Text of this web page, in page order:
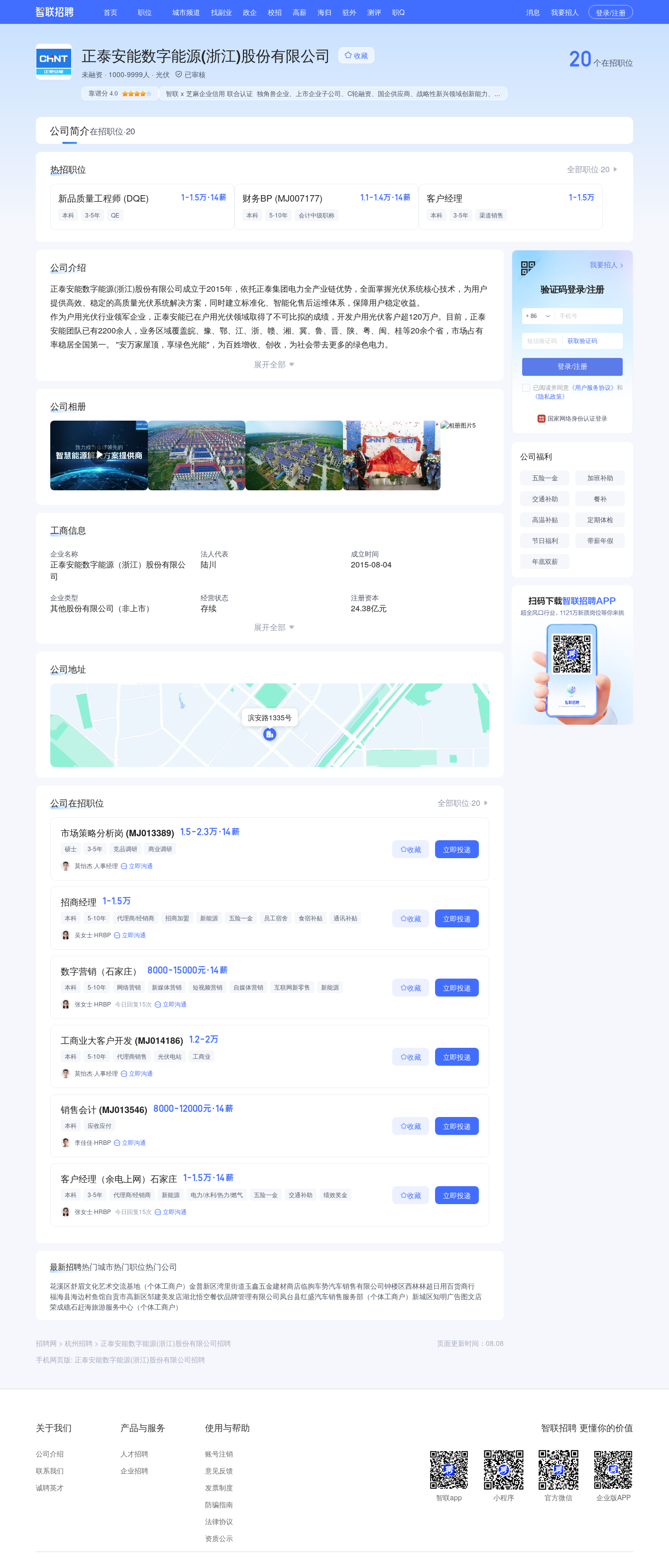
首页 职位 城市频道 找副业 政企 校招 高薪 海归 驻外 测评 职Q 消息 我要招人 登录/注册
正泰安能数字能源(浙江)股份有限公司
收藏
未融资 · 1000-9999人 · 光伏 已审核
靠谱分 4.0 智联 x 芝麻企业信用 联合认证 独角兽企业、上市企业子公司、C轮融资、国企供应商、战略性新兴领域创新能力、绝对控股34家公司、薪资水平全省同行前30%、A级纳税人、守合同重信用企业、劳动保障诚信A级、多产业布局、拥有节能环保技术、拥有自主品牌、拥有发明专利、专利授权量同领域前500、技术布局行业领先、拥有绿色低碳技术、经营年限全国同行前20%、集团成员、权威管理体系认证、权威产品认证、大学生就业贡献、拥有绿色资质、拥有工艺创新能力、拥有多项作品、拥有著作权、软件研发量位于同行前10%
20 个在招职位
公司简介在招职位·20
热招职位 全部职位·20
新品质量工程师 (DQE) 1-1.5万·14薪
本科 3-5年 QE
财务BP (MJ007177) 1.1-1.4万·14薪
本科 5-10年 会计中级职称
客户经理 1-1.5万
本科 3-5年 渠道销售
公司介绍
正泰安能数字能源(浙江)股份有限公司成立于2015年，依托正泰集团电力全产业链优势，全面掌握光伏系统核心技术，为用户
提供高效、稳定的高质量光伏系统解决方案，同时建立标准化、智能化售后运维体系，保障用户稳定收益。
作为户用光伏行业领军企业，正泰安能已在户用光伏领域取得了不可比拟的成绩，开发户用光伏客户超120万户。目前，正泰
安能团队已有2200余人，业务区域覆盖皖、豫、鄂、江、浙、赣、湘、冀、鲁、晋、陕、粤、闽、桂等20余个省，市场占有
率稳居全国第一。 "安万家屋顶，享绿色光能"，为百姓增收、创收，为社会带去更多的绿色电力。
展开全部
公司相册
工商信息
企业名称
正泰安能数字能源（浙江）股份有限公
司
法人代表
陆川
成立时间
2015-08-04
企业类型
其他股份有限公司（非上市）
经营状态
存续
注册资本
24.38亿元
展开全部
公司地址
滨安路1335号
公司在招职位 全部职位·20
市场策略分析岗 (MJ013389) 1.5-2.3万·14薪
硕士 3-5年 竞品调研
商业调研
莫怡杰·人事经理
立即沟通
收藏 立即投递
招商经理 1-1.5万
本科 5-10年 代理商/经销商 招商加盟 新能源 五险一金 员工宿舍 食宿补贴
通讯补贴
年终奖
吴女士·HRBP 立即沟通
收藏 立即投递
数字营销（石家庄） 8000-15000元·14薪
本科 5-10年 网络营销 新媒体营销 短视频营销 自媒体营销 互联网新零售
新能源
张女士·HRBP 今日回复15次 立即沟通
收藏 立即投递
工商业大客户开发 (MJ014186) 1.2-2万
本科 5-10年 代理商销售 光伏电站
工商业
莫怡杰·人事经理
立即沟通
收藏 立即投递
销售会计 (MJ013546) 8000-12000元·14薪
本科
应收应付
李佳佳·HRBP
立即沟通
收藏 立即投递
客户经理（余电上网）石家庄 1-1.5万·14薪
本科 3-5年 代理商/经销商 新能源 电力/水利/热力/燃气 五险一金 交通补助
绩效奖金
工龄奖
张女士·HRBP 今日回复15次 立即沟通
收藏 立即投递
最新招聘热门城市热门职位热门公司
花溪区舒眉文化艺术交流基地（个体工商户） 金普新区湾里街道玉鑫五金建材商店临朐车势汽车销售有限公司钟楼区西林林超日用百货商行
福海县海边村鱼馆自贡市高新区邹建美发店湖北悟空餐饮品牌管理有限公司凤台县红盛汽车销售服务部（个体工商户） 新城区知明广告图文店
荣成礁石赶海旅游服务中心（个体工商户）
招聘网 > 杭州招聘 > 正泰安能数字能源(浙江)股份有限公司招聘
手机网页版: 正泰安能数字能源(浙江)股份有限公司招聘
页面更新时间：08.08
验证码登录/注册
+ 86
获取验证码
登录/注册
已阅读并同意 《用户服务协议》 和
《隐私政策》
国家网络身份认证登录
我要招人 >
公司福利
五险一金 加班补助
交通补助 餐补
高温补贴 定期体检
节日福利 带薪年假
年底双薪
关于我们
公司介绍
联系我们
诚聘英才
产品与服务
人才招聘
企业招聘
使用与帮助
账号注销
意见反馈
发票制度
防骗指南
法律协议
资质公示
智联招聘 更懂你的价值
智联app 小程序 官方微信 企业版APP